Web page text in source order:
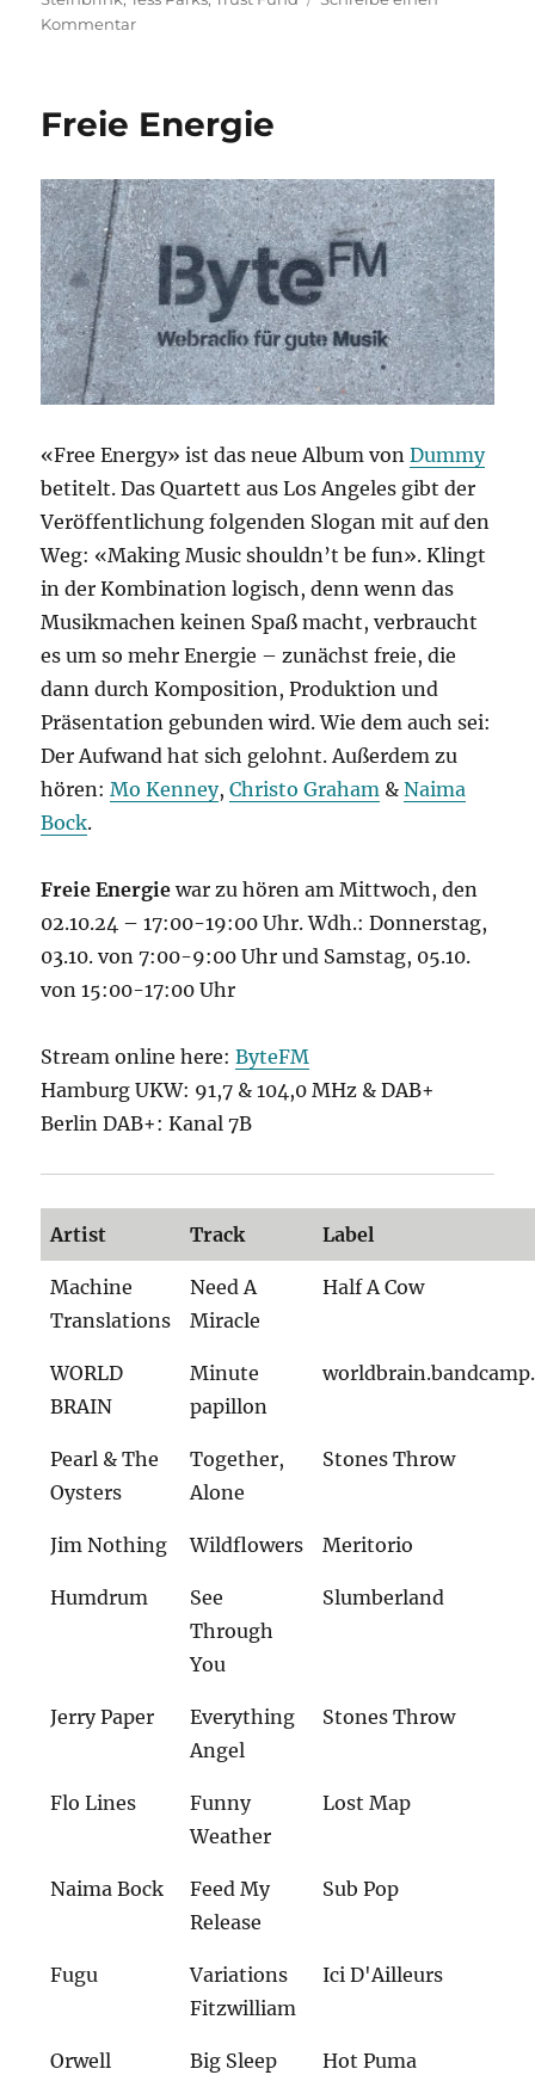
Kommentarzu
Freie Energie
«Free Energy» ist das neue Album vonDummy
betitelt. Das Quartett aus Los Angeles gibt der
Veröffentlichung folgenden Slogan mit auf den
Weg: «Making Music shouldn’t be fun». Klingt
in der Kombination logisch, denn wenn das
Musikmachen keinen Spaß macht, verbraucht
es um so mehr Energie – zunächst freie, die
dann durch Komposition, Produktion und
Präsentation gebunden wird. Wie dem auch sei:
Der Aufwand hat sich gelohnt. Außerdem zu
hören:Mo Kenney,Christo Graham &Naima
Bock.
Freie Energiewar zu hören am Mittwoch, den
02.10.24 – 17:00-19:00 Uhr. Wdh.: Donnerstag,
03.10. von 7:00-9:00 Uhr und Samstag, 05.10.
von 15:00-17:00 Uhr
Stream online here:ByteFM
Hamburg UKW: 91,7 & 104,0 MHz & DAB+
Berlin DAB+: Kanal 7B
Artist Track Label
Machine
Translations
Need A
Miracle
Half A Cow
WORLD
BRAIN
Minute
papillon
Pearl & The
Oysters
Together,
Alone
Stones Throw
Jim Nothing Wildflowers Meritorio
Humdrum
See
Through
You
Slumberland
Jerry Paper
Everything
Angel
Stones Throw
Flo Lines
Funny
Weather
Lost Map
Naima Bock
Feed My
Release
Sub Pop
Fugu
Variations
Fitzwilliam
Ici D'Ailleurs
Orwell Big Sleep Hot Puma